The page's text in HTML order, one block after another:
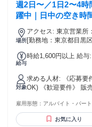
週2日〜／1日2〜4
躍中｜日中の空き時
場所
アクセス: 東京営業所：東京都目黒区中目黒1-4-7 ※東京メト
ロ『中目黒駅』から徒
[勤務地：東京都目黒
給与
時給1,600円以上 給与: ・交通費支給 (移動に関わる電車交通
対象
求める人材: 《応募要件》 未経験歓迎(営業の経験が無くても
OK) 《歓迎要件》 販売、接客などの経験がある方 主婦（夫）
中の限られた時間で
柔軟なシフト調整が
ひご応募ください。
雇用形態： アルバイト・パート
お気に入り